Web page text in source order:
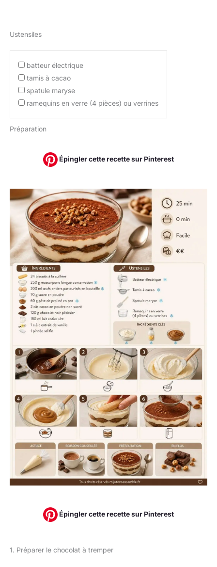
Ustensiles
batteur électrique
tamis à cacao
spatule maryse
ramequins en verre (4 pièces) ou verrines
Préparation
Épingler cette recette sur Pinterest
Épingler cette recette sur Pinterest
1. Préparer le chocolat à tremper